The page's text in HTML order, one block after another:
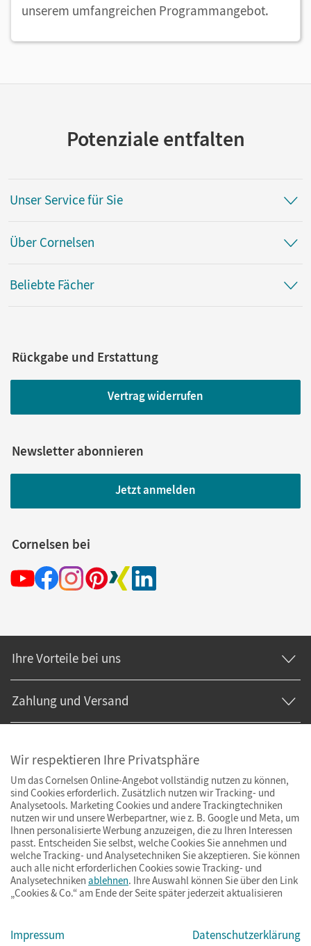
unserem umfangreichen Programmangebot.
Potenziale entfalten
Unser Service für Sie
Über Cornelsen
Beliebte Fächer
Rückgabe und Erstattung
Vertrag widerrufen
Newsletter abonnieren
Jetzt anmelden
Cornelsen bei
Ihre Vorteile bei uns
Zahlung und Versand
© Cornelsen Verlag 2026
ImpressumAGBDatenschutzCookies & Co.
Wir respektieren Ihre Privatsphäre
Um das Cornelsen Online-Angebot vollständig nutzen zu können,
sind Cookies erforderlich. Zusätzlich nutzen wir Tracking- und
Analysetools. Marketing Cookies und andere Trackingtechniken
nutzen wir und unsere Werbepartner, wie z. B. Google und Meta, um
Ihnen personalisierte Werbung anzuzeigen, die zu Ihren Interessen
passt. Entscheiden Sie selbst, welche Cookies Sie annehmen und
welche Tracking- und Analysetechniken Sie akzeptieren. Sie können
auch alle nicht erforderlichen Cookies sowie Tracking- und
Analysetechniken ablehnen. Ihre Auswahl können Sie über den Link
„Cookies & Co.“ am Ende der Seite später jederzeit aktualisieren
Impressum Datenschutzerklärung